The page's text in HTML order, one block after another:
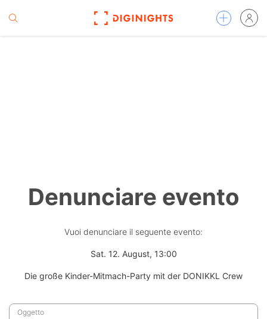
Denunciare evento
Vuoi denunciare il seguente evento:
Sat. 12. August, 13:00
Die große Kinder-Mitmach-Party mit der DONIKKL Crew
Oggetto